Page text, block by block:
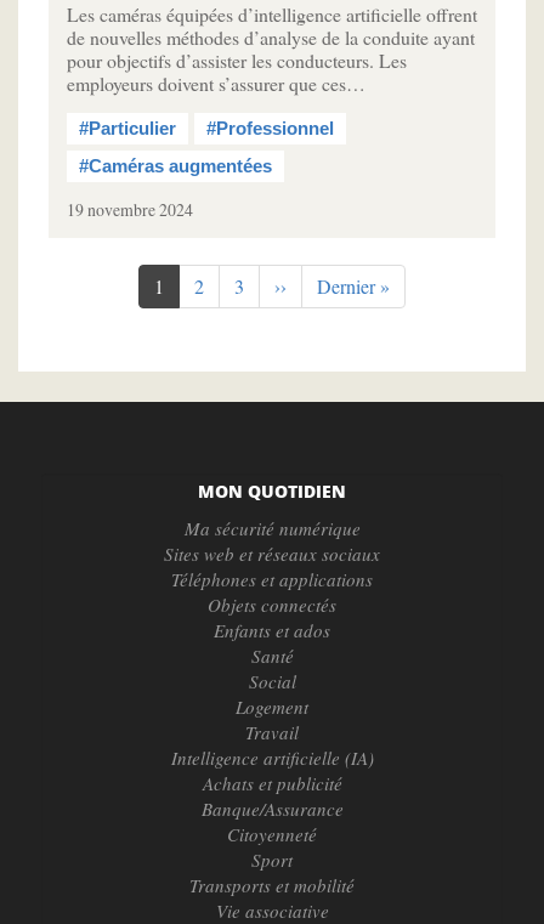
Les caméras équipées d’intelligence artificielle offrent
de nouvelles méthodes d’analyse de la conduite ayant
pour objectifs d’assister les conducteurs. Les
employeurs doivent s’assurer que ces…
#Particulier
#Professionnel
#Caméras augmentées
19 novembre 2024
Pagination
Page
courante
1 Page
2 Page
3
Page
suivante
››
Dernière
page
Dernier »
MON QUOTIDIEN
Ma sécurité numérique
Sites web et réseaux sociaux
Téléphones et applications
Objets connectés
Enfants et ados
Santé
Social
Logement
Travail
Intelligence artificielle (IA)
Achats et publicité
Banque/Assurance
Citoyenneté
Sport
Transports et mobilité
Vie associative